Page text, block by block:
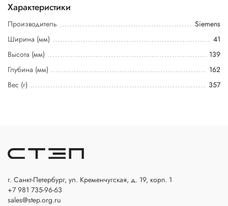
Характеристики
Производитель
Siemens
Ширина (мм)
41
Высота (мм)
139
Глубина (мм)
162
Вес (г)
357
г. Санкт-Петербург, ул. Кременчугская, д. 19, корп. 1
+7 981 735-96-63
sales@step.org.ru